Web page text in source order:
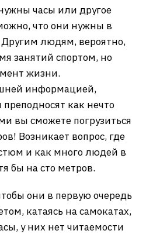
часы или другое
что они нужны в
людям, вероятно,
занятий спортом, но
жизни.
информацией,
как нечто
вы сможете погрузиться
Возникает вопрос, где
и как много людей в
бы на сто метров.
они в первую очередь
катаясь на самокатах,
у них нет читаемости